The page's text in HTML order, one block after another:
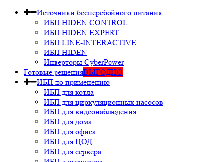
Источники бесперебойного питания
ИБП HIDEN CONTROL
ИБП HIDEN EXPERT
ИБП LINE-INTERACTIVE
ИБП HIDEN
Инверторы CyberPower
Готовые решенияВЫГОДНО
ИБП по применению
ИБП для котла
ИБП для циркуляционных насосов
ИБП для видеонаблюдения
ИБП для дома
ИБП для офиса
ИБП для ЦОД
ИБП для сервера